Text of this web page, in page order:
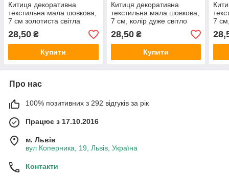
Китиця декоративна
текстильна мала шовкова,
7 см золотиста світла
шовкова 1 шт.
28,50 ₴
Купити
Китиця декоративна
текстильна мала шовкова,
7 см, колір дуже світло
сірий, 1 шт.
28,50₴
Купити
7
Про нас
100% позитивних з 292 відгуків за рік
Працює з 17.10.2016
м. Львів
вул Коперника, 19, Львів, Україна
Контакти